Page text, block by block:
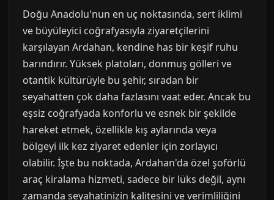
Doğu Anadolu'nun en uç noktasında, sert iklimi
ve büyüleyici coğrafyasıyla ziyaretçilerini
karşılayan Ardahan, kendine has bir keşif ruhu
barındırır. Yüksek platoları, donmuş gölleri ve
otantik kültürüyle bu şehir, sıradan bir
seyahatten çok daha fazlasını vaat eder. Ancak bu
eşsiz coğrafyada konforlu ve esnek bir şekilde
hareket etmek, özellikle kış aylarında veya
bölgeyi ilk kez ziyaret edenler için zorlayıcı
olabilir. İşte bu noktada, Ardahan'da özel şoförlü
araç kiralama hizmeti, sadece bir lüks değil, aynı
zamanda seyahatinizin kalitesini ve verimliliğini